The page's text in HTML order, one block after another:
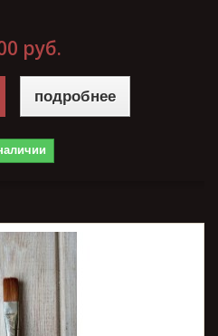
руб.
подробнее